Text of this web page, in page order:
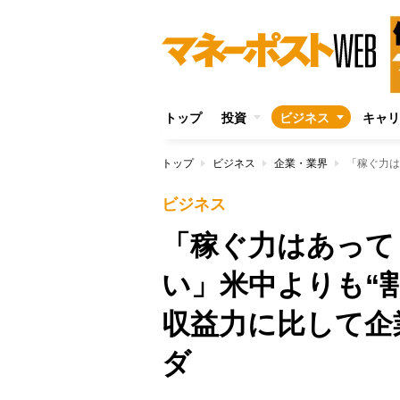
トップ 投資 ビジネス キャ
トップ ビジネス 企業・業界
ビジネス
「稼ぐ力はあっ
い」米中よりも
収益力に比して
ダ